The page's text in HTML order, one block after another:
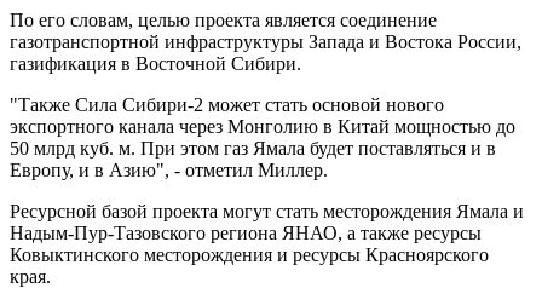
По его словам, целью проекта является соединение
газотранспортной инфраструктуры Запада и Востока России,
газификация в Восточной Сибири.
"Также Сила Сибири-2 может стать основой нового
экспортного канала через Монголию в Китай мощностью до
50 млрд куб. м. При этом газ Ямала будет поставляться и в
Европу, и в Азию", - отметил Миллер.
Ресурсной базой проекта могут стать месторождения Ямала и
Надым-Пур-Тазовского региона ЯНАО, а также ресурсы
Ковыктинского месторождения и ресурсы Красноярского
края.